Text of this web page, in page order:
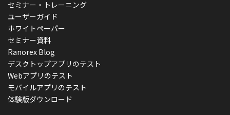
セミナー・トレーニング
ユーザーガイド
ホワイトペーパー
セミナー資料
Ranorex Blog
デスクトップアプリのテスト
Webアプリのテスト
モバイルアプリのテスト
体験版ダウンロード